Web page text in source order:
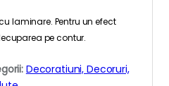
laminare. Pentru un efect
pe contur.
Decoratiuni, Decoruri,